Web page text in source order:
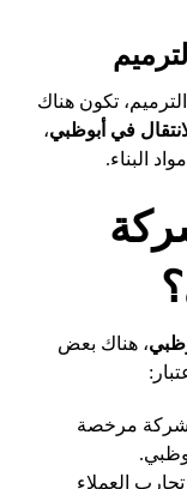
تكون هناك
في أبوظبي،
البناء.
، هناك بعض
مرخصة
العملاء